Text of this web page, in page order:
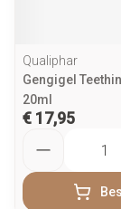
Qualiphar
Gengigel
20ml
€ 17,95